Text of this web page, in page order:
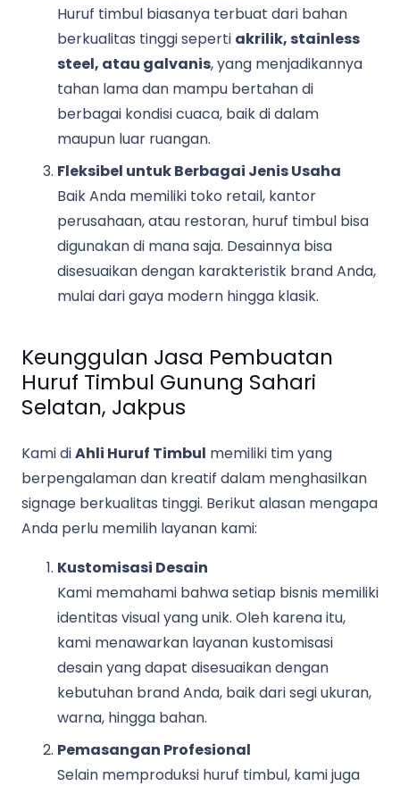
Huruf timbul biasanya terbuat dari bahan
berkualitas tinggi seperti akrilik, stainless
steel, atau galvanis, yang menjadikannya
tahan lama dan mampu bertahan di
berbagai kondisi cuaca, baik di dalam
maupun luar ruangan.
Fleksibel untuk Berbagai Jenis Usaha
Baik Anda memiliki toko retail, kantor
perusahaan, atau restoran, huruf timbul bisa
digunakan di mana saja. Desainnya bisa
disesuaikan dengan karakteristik brand Anda,
mulai dari gaya modern hingga klasik.
Keunggulan Jasa Pembuatan
Huruf Timbul Gunung Sahari
Selatan, Jakpus
Kami diAhli Huruf Timbul memiliki tim yang
berpengalaman dan kreatif dalam menghasilkan
signage berkualitas tinggi. Berikut alasan mengapa
Anda perlu memilih layanan kami:
Kustomisasi Desain
Kami memahami bahwa setiap bisnis memiliki
identitas visual yang unik. Oleh karena itu,
kami menawarkan layanan kustomisasi
desain yang dapat disesuaikan dengan
kebutuhan brand Anda, baik dari segi ukuran,
warna, hingga bahan.
Pemasangan Profesional
Selain memproduksi huruf timbul, kami juga